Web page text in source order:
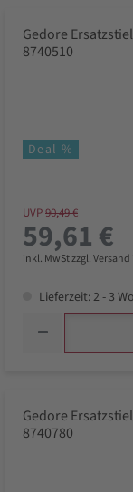
Gedore
8740510
Deal %
UVP90,49 €
59,61 €
inkl. MwSt zzgl. Versand
Lieferzeit: 2 - 3
Gedore
8740780